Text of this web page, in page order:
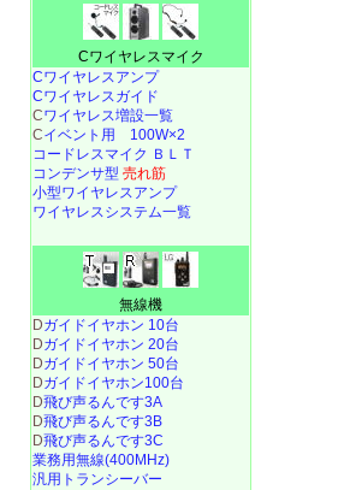
Cワイヤレスマイク
Cワイヤレスアンプ
Cワイヤレスガイド
Cワイヤレス増設一覧
Cイベント用 100W×2
コードレスマイク ＢＬＴ
コンデンサ型 売れ筋
小型ワイヤレスアンプ
ワイヤレスシステム一覧
無線機
Dガイドイヤホン 10台
Dガイドイヤホン 20台
Dガイドイヤホン 50台
Dガイドイヤホン100台
D飛び声るんです3A
D飛び声るんです3B
D飛び声るんです3C
業務用無線(400MHz)
汎用トランシーバー